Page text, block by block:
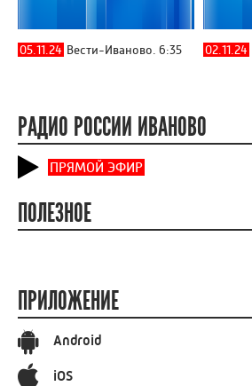
05.11.24 Вести-Иваново. 6:35 02.11.24
РАДИО РОССИИ ИВАНОВО
ПРЯМОЙ ЭФИР
ПОЛЕЗНОЕ
ПРИЛОЖЕНИЕ
Android
iOS